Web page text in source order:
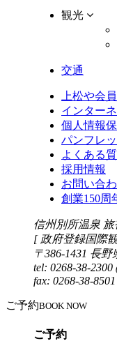
観光
交通
上松や会
インター
個人情報
パンフレ
よくある
採用情報
お問い合
創業150周
信州別所温泉
[ 政府登録国際
〒386-1431 長
tel: 0268-38-2300
fax: 0268-38-8501
ご予約BOOK NOW
ご予約